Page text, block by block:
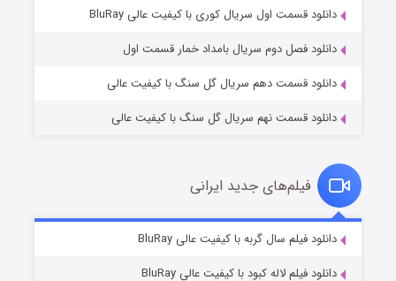
قسمت۱ (زیرنویس) منتشر شد
قسمت۶ (زیرنویس) منتشر شد
دانلود قسمت اول سریال کوری با کیفیت عالی BluRay
دانلود فصل دوم سریال بامداد خمار قسمت اول
دانلود قسمت دهم سریال گل سنگ با کیفیت عالی
دانلود قسمت نهم سریال گل سنگ با کیفیت عالی
فیلم‌های جدید ایرانی
دانلود فیلم سال گربه با کیفیت عالی BluRay
دانلود فیلم لاله کبود با کیفیت عالی BluRay